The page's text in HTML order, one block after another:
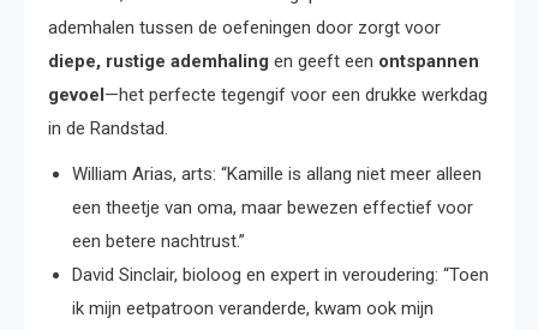
ademhalen tussen de oefeningen door zorgt voor
diepe, rustige ademhaling en geeft een ontspannen
gevoel—het perfecte tegengif voor een drukke werkdag
in de Randstad.
William Arias, arts: “Kamille is allang niet meer alleen
een theetje van oma, maar bewezen effectief voor
een betere nachtrust.”
David Sinclair, bioloog en expert in veroudering: “Toen
ik mijn eetpatroon veranderde, kwam ook mijn